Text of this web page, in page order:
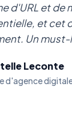
d'URL et de
et cet
Un must-
Leconte
d'agence